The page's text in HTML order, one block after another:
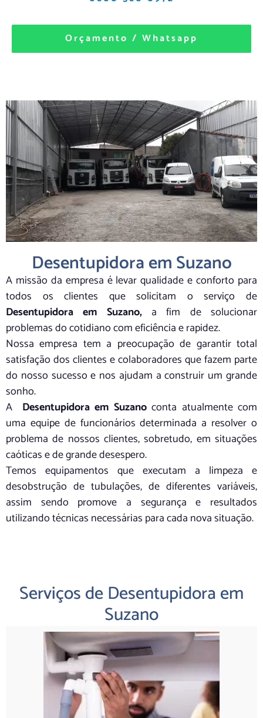
Orçamento / Whatsapp
Desentupidora em Suzano
A missão da empresa é levar qualidade e conforto para
todos os clientes que solicitam o serviço de
Desentupidora em Suzano,a fim de solucionar
problemas do cotidiano com eficiência e rapidez.
Nossa empresa tem a preocupação de garantir total
satisfação dos clientes e colaboradores que fazem parte
do nosso sucesso e nos ajudam a construir um grande
sonho.
A Desentupidora em Suzanoconta atualmente com
uma equipe de funcionários determinada a resolver o
problema de nossos clientes, sobretudo, em situações
caóticas e de grande desespero.
Temos equipamentos que executam a limpeza e
desobstrução de tubulações, de diferentes variáveis,
assim sendo promove a segurança e resultados
utilizando técnicas necessárias para cada nova situação.
Serviços de Desentupidora em
Suzano